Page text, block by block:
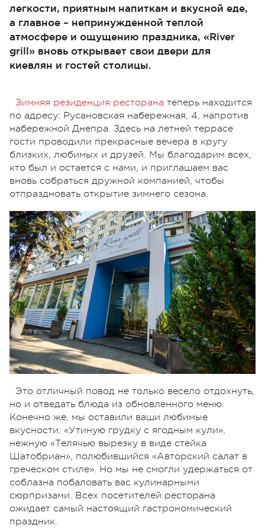
легкости, приятным напиткам и вкусной еде,
а главное – непринужденной теплой
атмосфере и ощущению праздника, «River
grill» вновь открывает свои двери для
киевлян и гостей столицы.
Зимняя резиденция ресторана теперь находится
по адресу: Русановская набережная, 4, напротив
набережной Днепра. Здесь на летней террасе
гости проводили прекрасные вечера в кругу
близких, любимых и друзей. Мы благодарим всех,
кто был и остается с нами, и приглашаем вас
вновь собраться дружной компанией, чтобы
отпраздновать открытие зимнего сезона.
Это отличный повод не только весело отдохнуть,
но и отведать блюда из обновленного меню.
Конечно же, мы оставили ваши любимые
вкусности: «Утиную грудку с ягодным кули»,
нежную «Телячью вырезку в виде стейка
Шатобриан», полюбившийся «Авторский салат в
греческом стиле». Но мы не смогли удержаться от
соблазна побаловать вас кулинарными
сюрпризами. Всех посетителей ресторана
ожидает самый настоящий гастрономический
праздник.